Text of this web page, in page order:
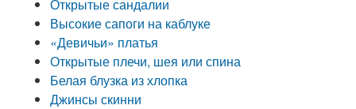
Открытые сандалии
Высокие сапоги на каблуке
«Девичьи» платья
Открытые плечи, шея или спина
Белая блузка из хлопка
Джинсы скинни